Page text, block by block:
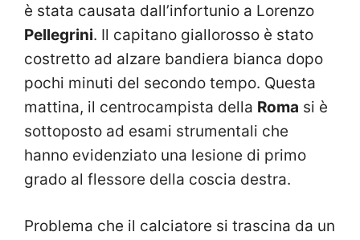
è stata causata dall’infortunio a Lorenzo
Pellegrini. Il capitano giallorosso è stato
costretto ad alzare bandiera bianca dopo
pochi minuti del secondo tempo. Questa
mattina, il centrocampista della Roma si è
sottoposto ad esami strumentali che
hanno evidenziato una lesione di primo
grado al flessore della coscia destra.
Problema che il calciatore si trascina da un